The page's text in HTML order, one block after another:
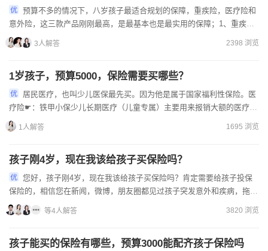
意外险，这三款产品刚刚最高，是最基本也是最实用的保障；1、重疾
险：【妈咪保贝新生版重大疾病保险】重疾险确诊即赔的，...
3人解答 2398 浏览
1岁孩子，预算5000，保险需要买哪些？
疗险☛：铁甲小保少儿长期医疗（儿童专属）主要用来报销大额的医疗费
用，保障金额普遍在100~300万之间，可以搭档社...
1人解答 1695 浏览
孩子刚4岁，现在我该给孩子买保险吗？
保险的，相信您在新闻，微博，朋友圈都见过孩子突发意外和疾病，拖垮
家庭经济而，进行轻松筹水滴筹的信息吧。远离贫穷，从...
等4人解答 3820 浏览
孩子能买的保险有哪些，预算3000能配齐孩子保险吗